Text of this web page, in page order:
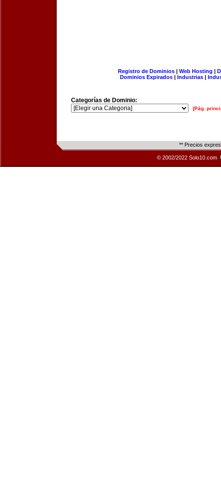
Registro de Dominios| Web Hosting |
Dominios Expirados | Industrias |
Categorías de Dominio:
[Pág.
** Precios
© 2002/2022 Solo10.com